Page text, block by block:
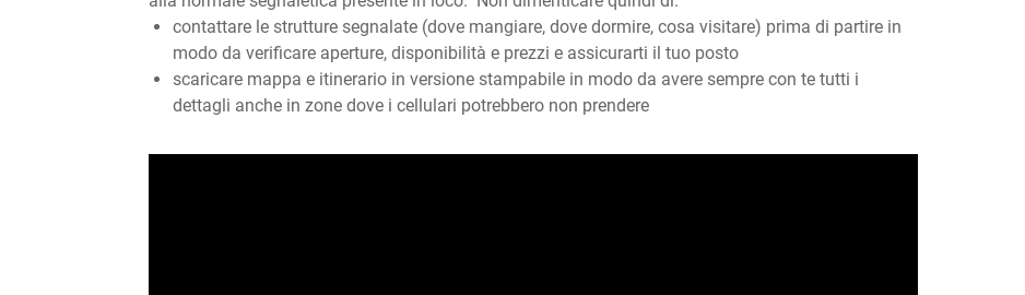
contattare le strutture segnalate (dove mangiare, dove dormire, cosa visitare) prima di partire in
modo da verificare aperture, disponibilità e prezzi e assicurarti il tuo posto
scaricare mappa e itinerario in versione stampabile in modo da avere sempre con te tutti i
dettagli anche in zone dove i cellulari potrebbero non prendere